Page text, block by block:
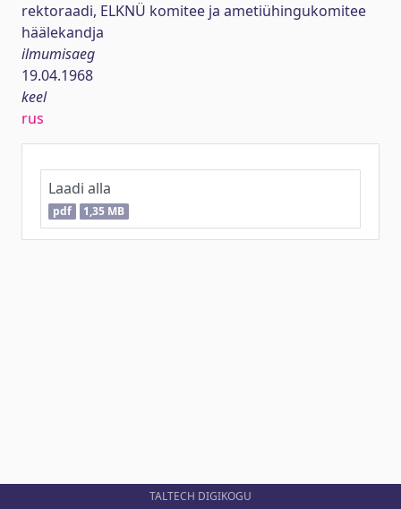
rektoraadi, ELKNÜ komitee ja ametiühingukomitee
häälekandja
ilmumisaeg
19.04.1968
keel
rus
Laadi alla
pdf 1,35 MB
TALTECH DIGIKOGU